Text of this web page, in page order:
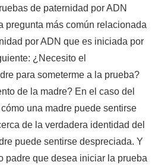
de paternidad por ADN
pregunta más común relacionada
por ADN que es iniciada por
¿Necesito el
para someterme a la prueba?
de la madre? En el caso del
una madre puede sentirse
de la verdadera identidad del
puede sentirse despreciada. Y
padre que desea iniciar la prueba